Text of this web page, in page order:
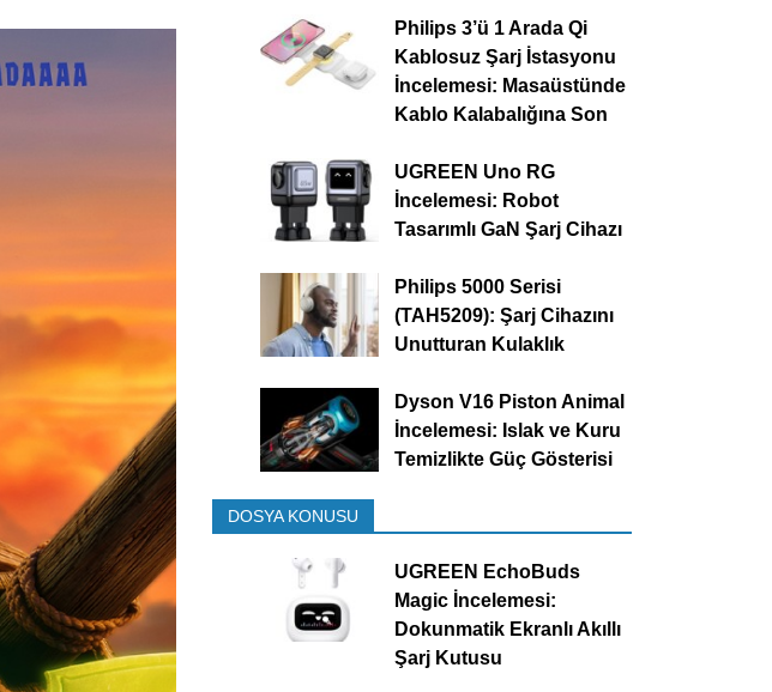
Philips 3’ü 1 Arada Qi
Kablosuz Şarj İstasyonu
İncelemesi: Masaüstünde
Kablo Kalabalığına Son
UGREEN Uno RG
İncelemesi: Robot
Tasarımlı GaN Şarj Cihazı
Philips 5000 Serisi
(TAH5209): Şarj Cihazını
Unutturan Kulaklık
Dyson V16 Piston Animal
İncelemesi: Islak ve Kuru
Temizlikte Güç Gösterisi
DOSYA KONUSU
UGREEN EchoBuds
Magic İncelemesi:
Dokunmatik Ekranlı Akıllı
Şarj Kutusu